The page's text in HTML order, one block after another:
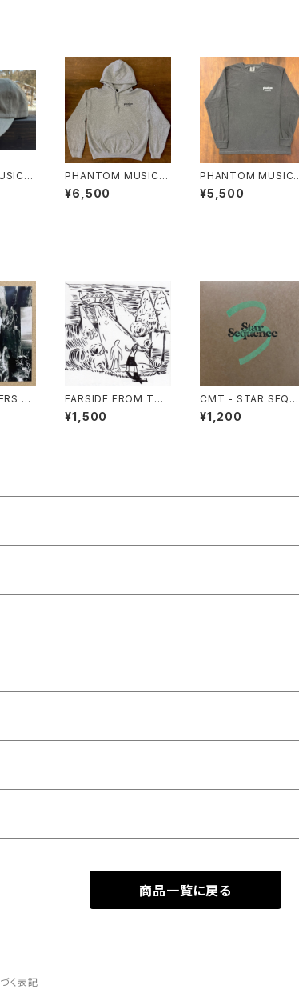
6
CD
PHANTOM MUSIC フ
ーディー
¥6,500
PHANTOM MUSIC
ロングスリーブTシャツ
¥5,500
O
FARSIDE FROM THE
MOUNTAIN
¥1,500
CMT - STAR SEQUE
NCE 3
¥1,200
商品一覧に戻る
く表記